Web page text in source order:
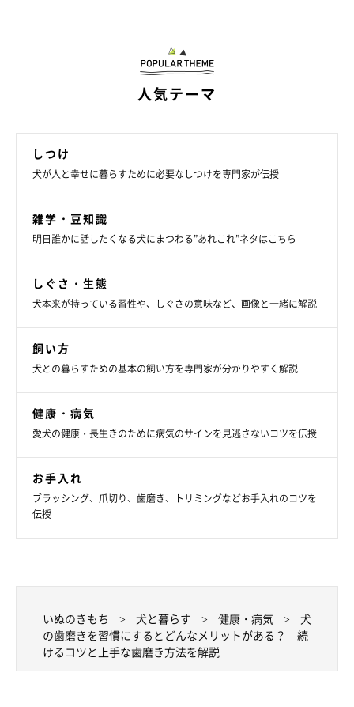
ーー犬の歯磨きをするときのコツや注意することはありますか？
り、本人が好むペーストを使用したり、褒めたりご褒美を与えな
がら歯磨きを行うとよいでしょう。
ればいい？
人気テーマ
しつけ
犬が人と幸せに暮らすために必要なしつけを専門家が伝授
雑学・豆知識
明日誰かに話したくなる犬にまつわる”あれこれ”ネタはこちら
しぐさ・生態
犬本来が持っている習性や、しぐさの意味など、画像と一緒に解説
飼い方
犬との暮らすための基本の飼い方を専門家が分かりやすく解説
健康・病気
愛犬の健康・長生きのために病気のサインを見逃さないコツを伝授
お手入れ
ブラッシング、爪切り、歯磨き、トリミングなどお手入れのコツを
伝授
いぬのきもち 犬と暮らす 健康・病気
犬
の歯磨きを習慣にするとどんなメリットがある？ 続
けるコツと上手な歯磨き方法を解説